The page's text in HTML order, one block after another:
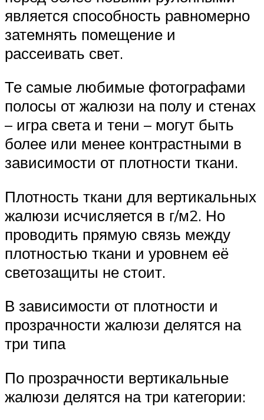
является способность равномерно
затемнять помещение и
рассеивать свет.
Те самые любимые фотографами
полосы от жалюзи на полу и стенах
– игра света и тени – могут быть
более или менее контрастными в
зависимости от плотности ткани.
Плотность ткани для вертикальных
жалюзи исчисляется в г/м2. Но
проводить прямую связь между
плотностью ткани и уровнем её
светозащиты не стоит.
В зависимости от плотности и
прозрачности жалюзи делятся на
три типа
По прозрачности вертикальные
жалюзи делятся на три категории: